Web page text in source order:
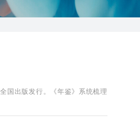
国出版发行。《年鉴》系统梳理